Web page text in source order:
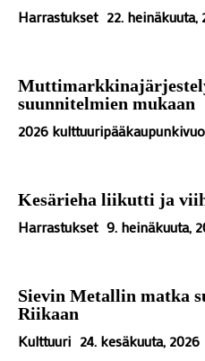
Harrastukset 22. heinäkuuta,
suunnitelmien mukaan
2026
Kesärieha liikutti ja
Harrastukset 9. heinäkuuta,
Sievin Metallin matka
Riikaan
Kulttuuri 24. kesäkuuta, 2026